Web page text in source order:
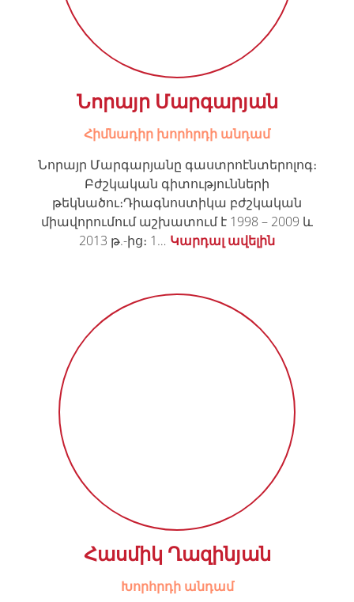
Նորայր Մարգարյան
Հիմնադիր խորհրդի անդամ
Նորայր Մարգարյանը գաստրոէնտերոլոգ։
Բժշկական գիտությունների
թեկնածու։Դիագնոստիկա բժշկական
միավորումում աշխատում է 1998 – 2009 և
2013 թ.-ից։ 1… Կարդալ ավելին
Հասմիկ Ղազինյան
Խորհրդի անդամ